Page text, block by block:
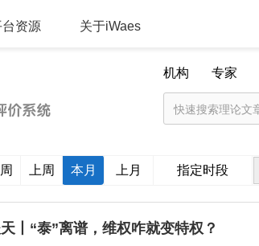
关于iWaes
台资源
机构 专家
上周 本月 上月 指定时段
丨“泰”离谱，维权咋就变特权？